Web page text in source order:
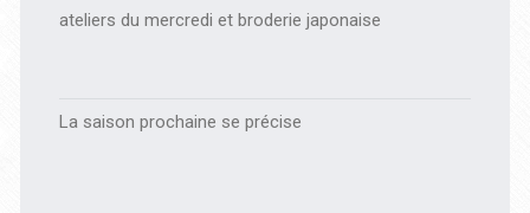
ateliers du mercredi et broderie japonaise
La saison prochaine se précise